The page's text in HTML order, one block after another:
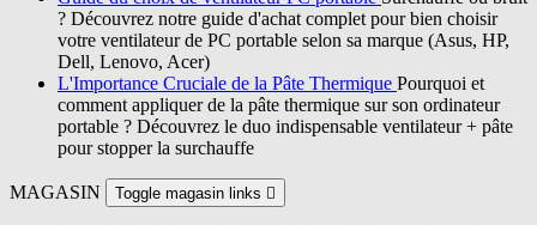
? Découvrez notre guide d'achat complet pour bien choisir
votre ventilateur de PC portable selon sa marque (Asus, HP,
Dell, Lenovo, Acer)
L'Importance Cruciale de la Pâte Thermique Pourquoi et
comment appliquer de la pâte thermique sur son ordinateur
portable ? Découvrez le duo indispensable ventilateur + pâte
pour stopper la surchauffe
MAGASIN Toggle magasin links 